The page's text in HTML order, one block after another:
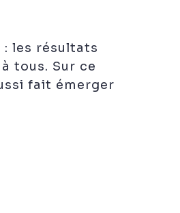
: les résultats
tous. Sur ce
fait émerger